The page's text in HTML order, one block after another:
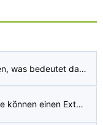
Wenn Sie sich nach dem Sex übergeben, was bedeutet das?
Wie von Wanzen loszuwerden, wenn Sie können einen Exterminator nicht leisten Lass